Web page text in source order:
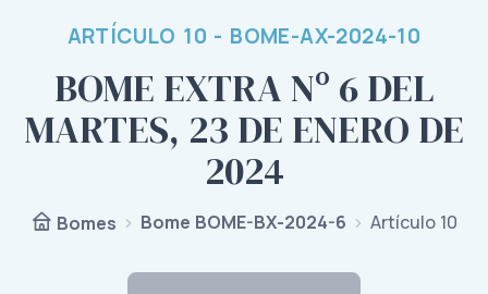
ARTÍCULO 10 - BOME-AX-2024-10
BOME EXTRA Nº 6 DEL
MARTES, 23 DE ENERO DE
2024
Bomes Bome BOME-BX-2024-6 Artículo 10